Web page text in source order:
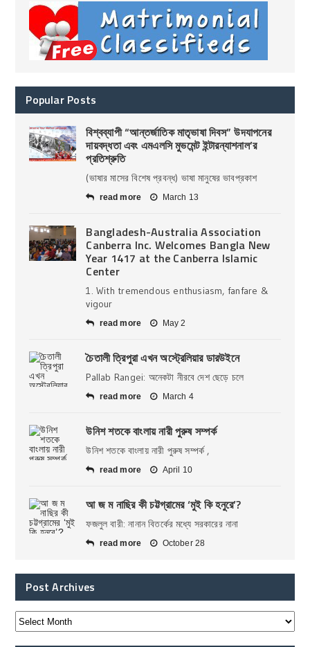
Popular Posts
বিশ্বব্যাপী “আন্তর্জাতিক মাতৃভাষা দিবস” উদযাপনের
দায়বদ্ধতা এবং এমএলসি মুভমেন্ট ইন্টারন্যাশনাল’র
প্রতিশ্রুতি
(ভাষার মাসের বিশেষ প্রবন্ধ) ভাষা মানুষের ভাবপ্রকাশ
read more March 13
Bangladesh-Australia Association
Canberra Inc. Welcomes Bangla New
Year 1417 at the Canberra Islamic
Center
1. With tremendous enthusiasm, fanfare &
vigour
read more May 2
চৈতালী ত্রিপুরা এখন অস্ট্রেলিয়ার ডারউইনে
Pallab Rangei: অনেকটা নীরবে দেশ ছেড়ে চলে
read more March 4
উনিশ শতকে বাংলায় নারী পুরুষ সম্পর্ক
উনিশ শতকে বাংলায় নারী পুরুষ সম্পর্ক ,
read more April 10
আ জ ম নাছির কী চট্টগ্রামের ‘মুই কি হনুরে’?
ফজলুল বারী: নানান বিতর্কের মধ্যে সরকারের নানা
read more October 28
Post Archives